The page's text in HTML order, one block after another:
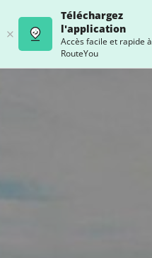
Téléchargez
l'application
Accès facile et rapide à
RouteYou